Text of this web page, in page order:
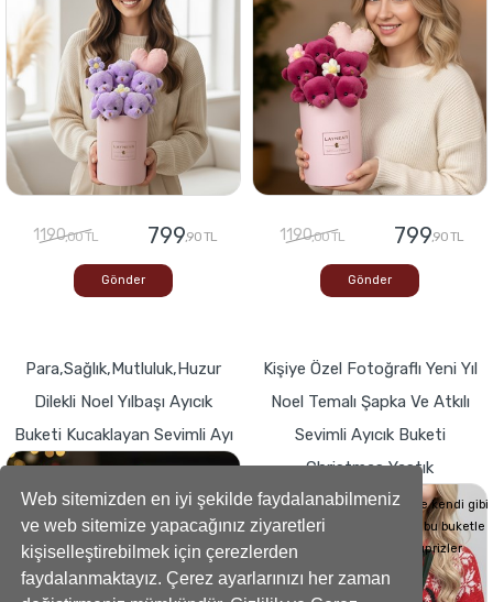
Web sitemizden en iyi şekilde faydalanabilmeniz
ve web sitemize yapacağınız ziyaretleri
kişiselleştirebilmek için çerezlerden
faydalanmaktayız. Çerez ayarlarınızı her zaman
1190,00 TL 799,90 TL
Gönder
1190,00 TL 799,90 TL
Gönder
Para,Sağlık,Mutluluk,Huzur
Dilekli Noel Yılbaşı Ayıcık
Buketi Kucaklayan Sevimli Ayı
hediyeye dönüşse böyle görünürdü!
Kişiye Özel Fotoğraflı Yeni Yıl
Noel Temalı Şapka Ve Atkılı
Sevimli Ayıcık Buketi
Christmas Yastık
Sevdiklerinizin Kalplerini de kendi gibi
yumuşacık hale getirecek bu buketle
sevdiklerinize küçük süprizler